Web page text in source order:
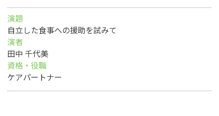
演題
自立した食事への援助を試みて
演者
田中 千代美
資格・役職
ケアパートナー